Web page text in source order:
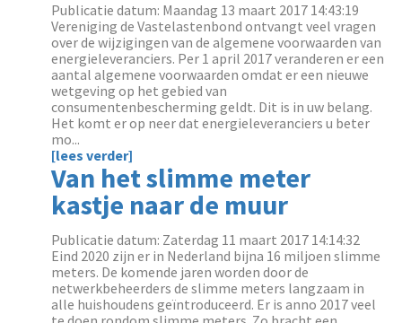
Publicatie datum: Maandag 13 maart 2017 14:43:19
Vereniging de Vastelastenbond ontvangt veel vragen
over de wijzigingen van de algemene voorwaarden van
energieleveranciers. Per 1 april 2017 veranderen er een
aantal algemene voorwaarden omdat er een nieuwe
wetgeving op het gebied van
consumentenbescherming geldt. Dit is in uw belang.
Het komt er op neer dat energieleveranciers u beter
mo...
[lees verder]
Van het slimme meter
kastje naar de muur
Publicatie datum: Zaterdag 11 maart 2017 14:14:32
Eind 2020 zijn er in Nederland bijna 16 miljoen slimme
meters. De komende jaren worden door de
netwerkbeheerders de slimme meters langzaam in
alle huishoudens geïntroduceerd. Er is anno 2017 veel